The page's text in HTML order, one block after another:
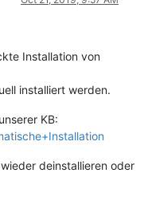
Installation von
installiert werden.
KB:
deinstallieren oder